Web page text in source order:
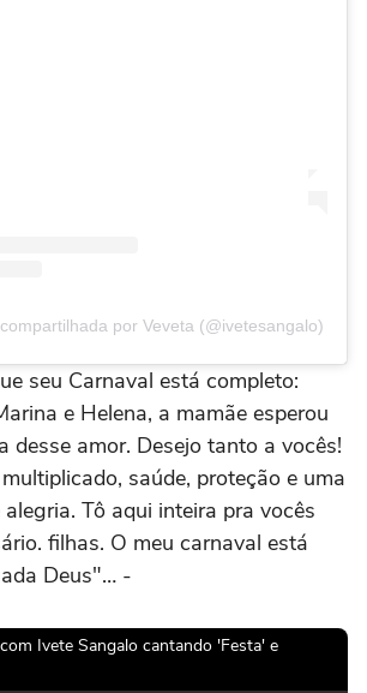
por Veveta (@ivetesangalo)
seu Carnaval está completo:
e Helena, a mamãe esperou
desse amor. Desejo tanto a vocês!
saúde, proteção e uma
Tô aqui inteira pra vocês
filhas. O meu carnaval está
Deus"… -
Ivete Sangalo cantando 'Festa' e